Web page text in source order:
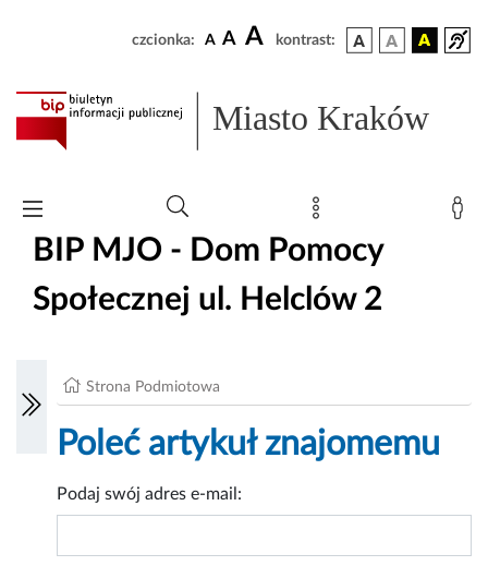
czcionka: A A A kontrast:
Miasto Kraków
BIP MJO - Dom Pomocy
Społecznej ul. Helclów 2
Strona Podmiotowa
Poleć artykuł znajomemu
Podaj swój adres e-mail: